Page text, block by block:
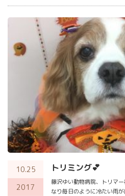
10.25
2017
トリミング💕
藤沢ゆい動物病院、トリマ
なり毎日のように冷たい雨